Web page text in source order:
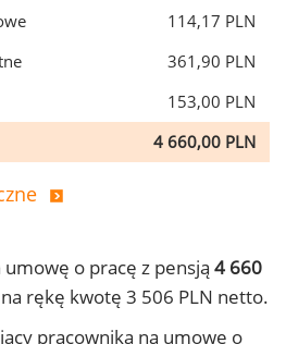
114,17 PLN
361,90 PLN
153,00 PLN
4 660,00 PLN
o pracę z pensją 4 660
rękę kwotę 3 506 PLN netto.
pracownika na umowę o